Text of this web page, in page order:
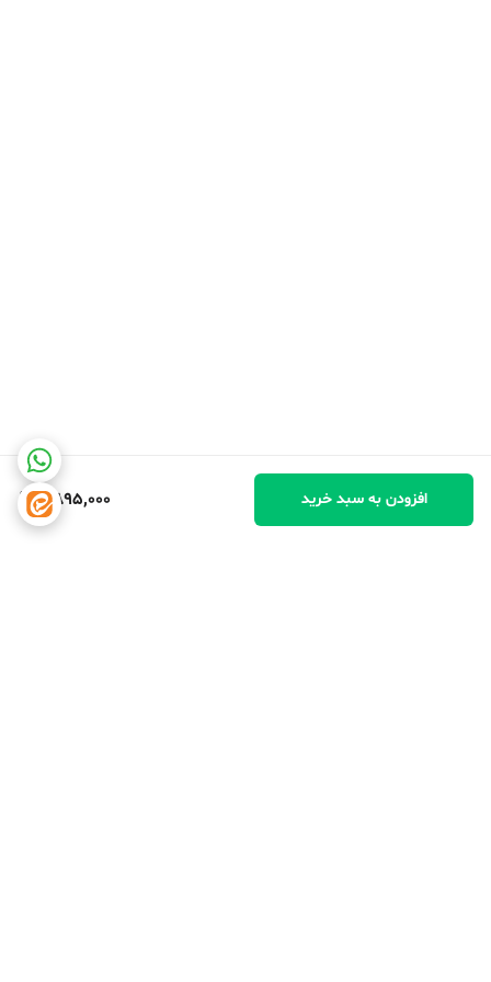
7,895,000 افزودن به سبد خرید